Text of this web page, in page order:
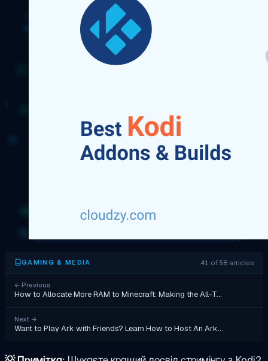
GAMING & MEDIA 41 of 58 articles
← Previous
How to Allocate More RAM to Minecraft: Making the All-T…
Next →
Want to Play Ark with Friends? Learn How to Host An Ark…